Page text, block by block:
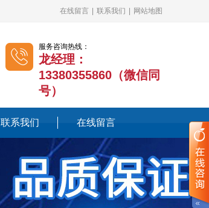
在线留言 联系我们 网站地图
服务咨询热线：
龙经理：
13380355860（微信同
号）
联系我们 在线留言